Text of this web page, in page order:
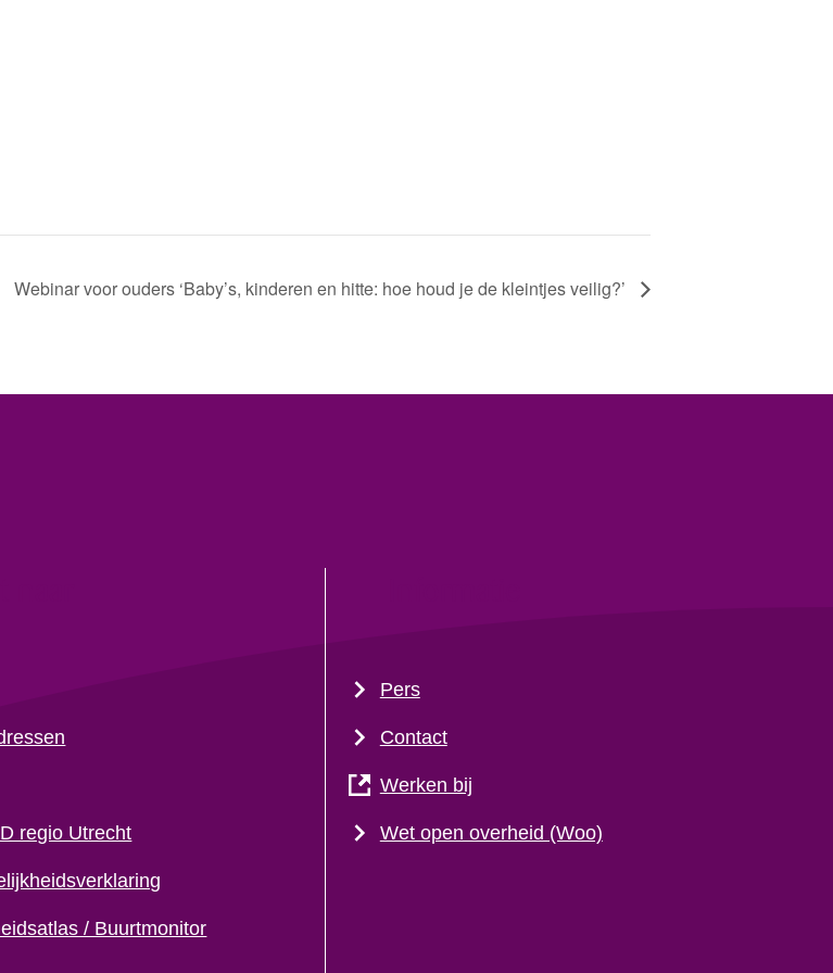
Webinar voor ouders ‘Baby’s, kinderen en hitte: hoe houd je de kleintjes veilig?’
regio Utrecht
/ Buurtmonitor
Pers
Contact
Werken bij
Wet open overheid (Woo)